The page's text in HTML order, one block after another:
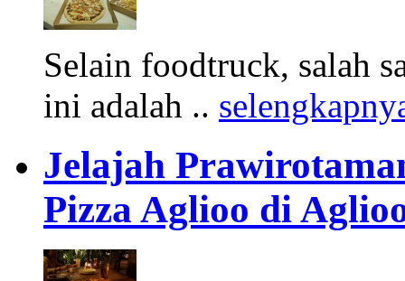
Selain foodtruck, salah
ini adalah ..
Jelajah
Pizza Aglioo di